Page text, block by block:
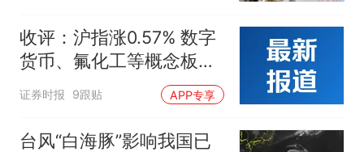
收评：沪指涨0.57% 数字
货币、氟化工等概念板块
走强
证券时报 9跟贴 APP专享
台风“白海豚”影响我国已